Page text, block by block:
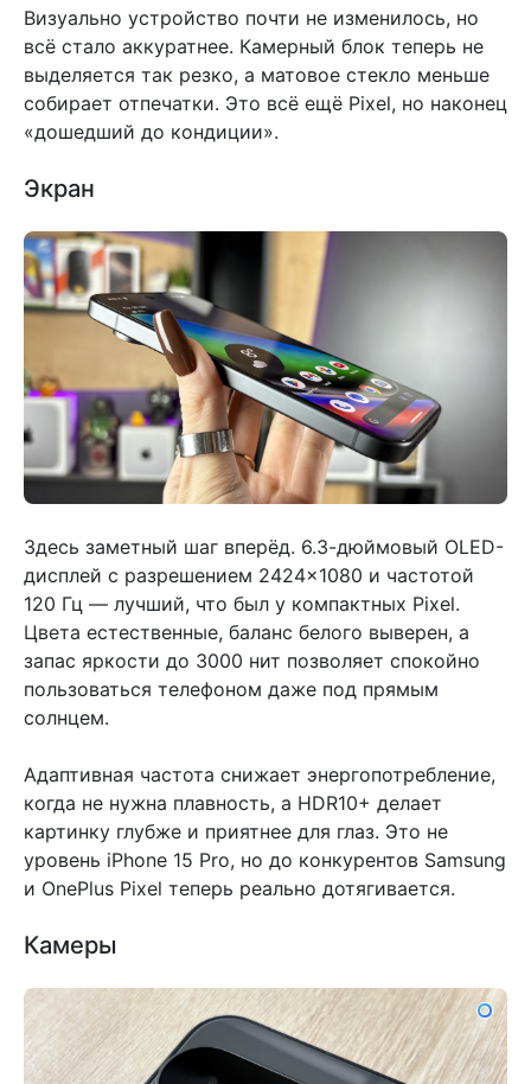
Визуально устройство почти не изменилось, но
всё стало аккуратнее. Камерный блок теперь не
выделяется так резко, а матовое стекло меньше
собирает отпечатки. Это всё ещё Pixel, но наконец
«дошедший до кондиции».
Экран
Здесь заметный шаг вперёд. 6.3-дюймовый OLED-
дисплей с разрешением 2424×1080 и частотой
120 Гц — лучший, что был у компактных Pixel.
Цвета естественные, баланс белого выверен, а
запас яркости до 3000 нит позволяет спокойно
пользоваться телефоном даже под прямым
солнцем.
Адаптивная частота снижает энергопотребление,
когда не нужна плавность, а HDR10+ делает
картинку глубже и приятнее для глаз. Это не
уровень iPhone 15 Pro, но до конкурентов Samsung
и OnePlus Pixel теперь реально дотягивается.
Камеры